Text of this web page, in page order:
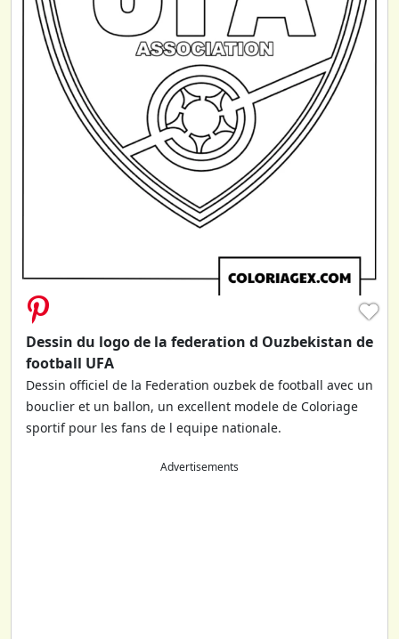
♥
Dessin du logo de la federation d Ouzbekistan de
football UFA
Dessin officiel de la Federation ouzbek de football avec un
bouclier et un ballon, un excellent modele de Coloriage
sportif pour les fans de l equipe nationale.
Advertisements